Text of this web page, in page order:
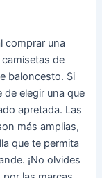
comprar una
de
baloncesto. Si
elegir una que
apretada. Las
más amplias,
que te permita
¡No olvides